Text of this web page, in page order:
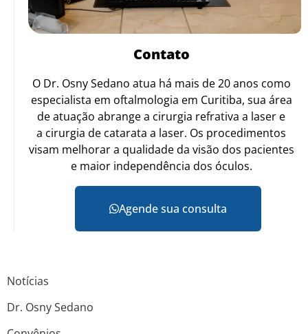
Contato
O Dr. Osny Sedano atua há mais de 20 anos como
especialista em oftalmologia em Curitiba, sua área
de atuação abrange a cirurgia refrativa a laser e
a cirurgia de catarata a laser. Os procedimentos
visam melhorar a qualidade da visão dos pacientes
e maior independência dos óculos.
Agende sua consulta
Notícias
Dr. Osny Sedano